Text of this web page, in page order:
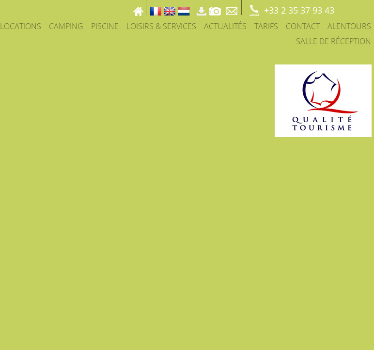
+33 2 35 37 93 43
LOCATIONS CAMPING PISCINE LOISIRS & SERVICES ACTUALITÉS TARIFS CONTACT
ALENTOURS
SALLE DE RÉCEPTION